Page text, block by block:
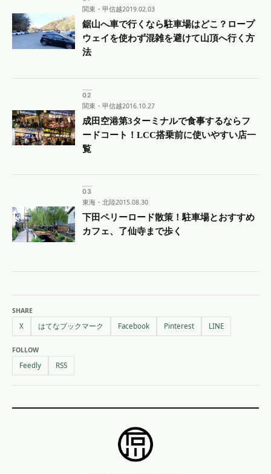
関東・甲信越2019.02.03
鋸山へ車で行くなら駐車場はどこ？ロープ
ウェイを使わず混雑を避けて山頂へ行く方
法
関東・甲信越2016.10.27
成田空港第3ターミナルで食事するならフ
ードコート！LCC搭乗前に使いやすい店一
覧
東海・北陸2015.08.30
下田ペリーロード散策！駐車場とおすすめ
カフェ、了仙寺まで歩く
SHARE
X はてなブックマーク Facebook Pinterest LINE
FOLLOW
Feedly RSS